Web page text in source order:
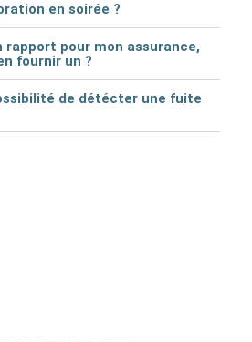
en soirée ?
rapport pour mon assurance,
fournir un ?
de détécter une fuite